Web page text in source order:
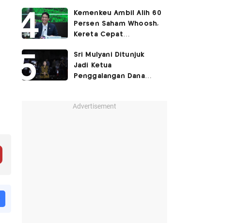
Kemenkeu Ambil Alih 60
Persen Saham Whoosh,
Kereta Cepat
Surabaya
Sri Mulyani Ditunjuk
Jadi Ketua
Penggalangan Dana
Advertisement